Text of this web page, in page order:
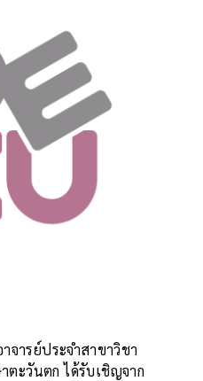
จารย์ประจำสาขาวิชา
ตะวันตก ได้รับเชิญจาก